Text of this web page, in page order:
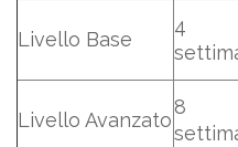
Livello Base
4
Livello Avanzato
8